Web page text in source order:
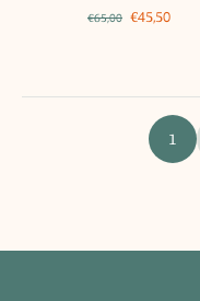
€65,00 €45,50
1